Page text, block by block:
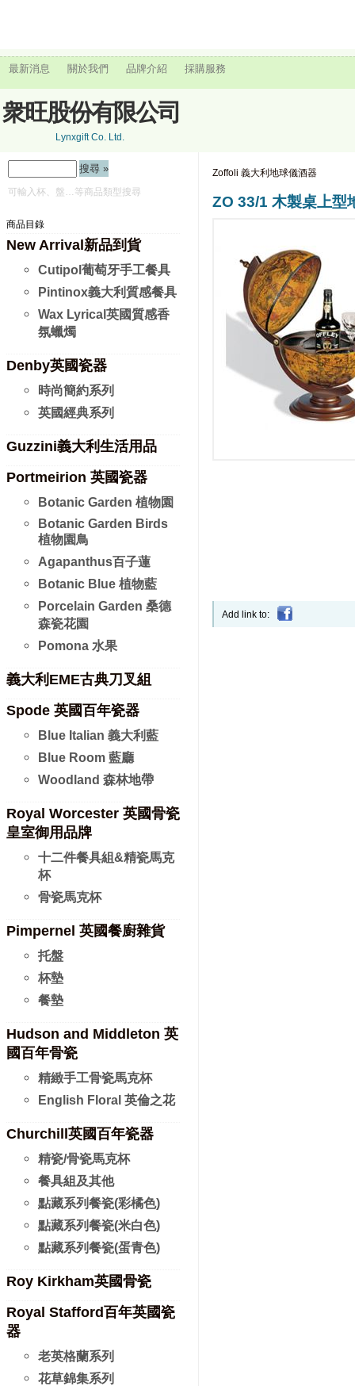
最新消息 關於我們 品牌介紹 採購服務
衆旺股份有限公司
Lynxgift Co. Ltd.
可輸入杯、盤…等商品類型搜尋
商品目錄
New Arrival新品到貨
Cutipol葡萄牙手工餐具
Pintinox義大利質感餐具
Wax Lyrical英國質感香
氛蠟燭
Denby英國瓷器
時尚簡約系列
英國經典系列
Guzzini義大利生活用品
Portmeirion 英國瓷器
Botanic Garden 植物園
Botanic Garden Birds
植物園鳥
Agapanthus百子蓮
Botanic Blue 植物藍
Porcelain Garden 桑德
森瓷花園
Pomona 水果
義大利EME古典刀叉組
Spode 英國百年瓷器
Blue Italian 義大利藍
Blue Room 藍廳
Woodland 森林地帶
Royal Worcester 英國骨瓷
皇室御用品牌
十二件餐具組&精瓷馬克
杯
骨瓷馬克杯
Pimpernel 英國餐廚雜貨
托盤
杯墊
餐墊
Hudson and Middleton 英
國百年骨瓷
精緻手工骨瓷馬克杯
English Floral 英倫之花
Churchill英國百年瓷器
精瓷/骨瓷馬克杯
餐具組及其他
點藏系列餐瓷(彩橘色)
點藏系列餐瓷(米白色)
點藏系列餐瓷(蛋青色)
Roy Kirkham英國骨瓷
Royal Stafford百年英國瓷
器
老英格蘭系列
花草錦集系列
Zoffoli 義大利地球儀酒器
ZO 33/1 木製桌上型
Add link to: